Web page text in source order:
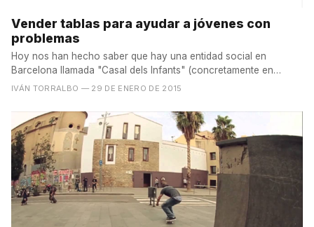
Vender tablas para ayudar a jóvenes con
problemas
Hoy nos han hecho saber que hay una entidad social en
Barcelona llamada "Casal dels Infants" (concretamente en
Roquetas...
IVÁN TORRALBO — 29 DE ENERO DE 2015